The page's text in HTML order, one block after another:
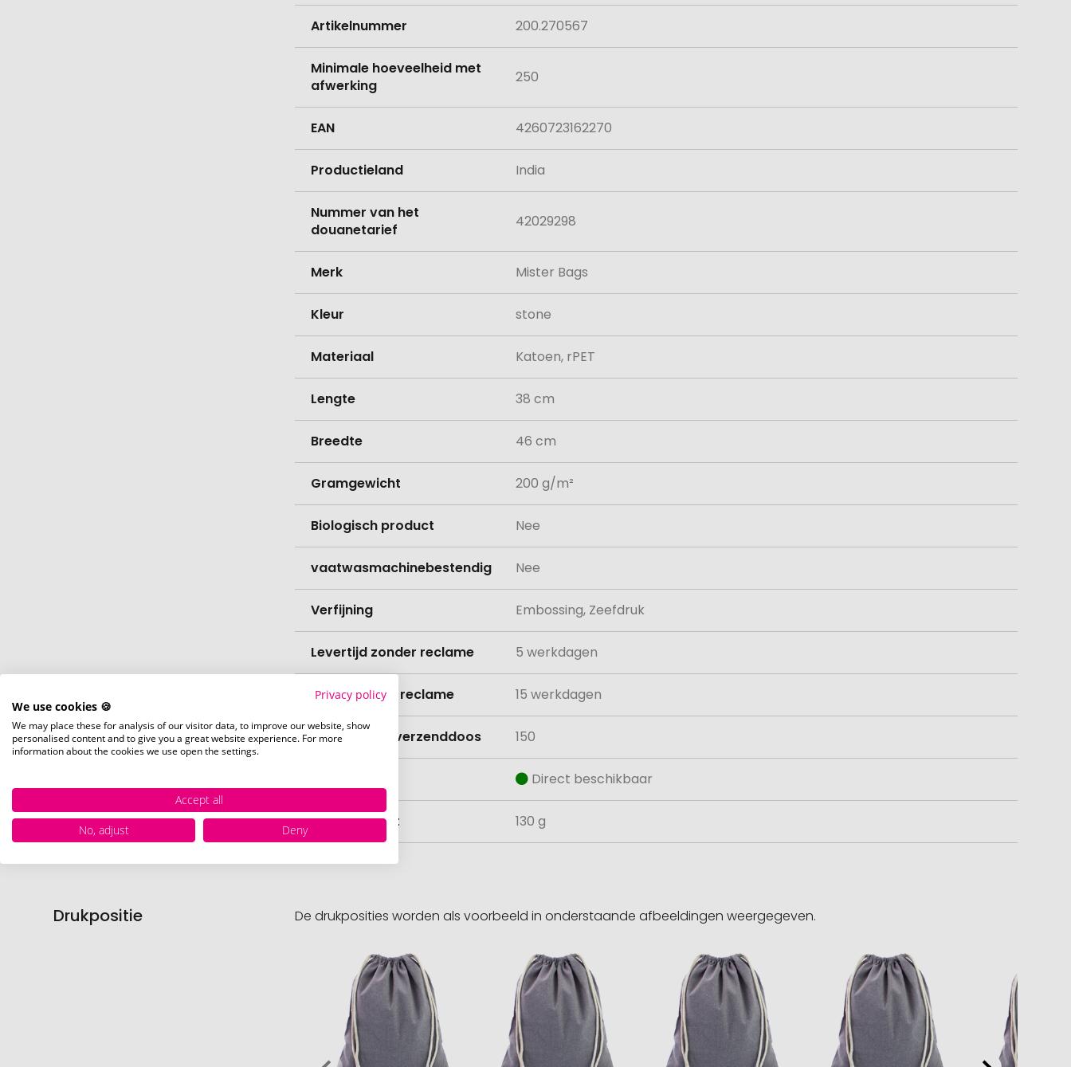
Artikelnummer 200.270567
Minimale hoeveelheid met
afwerking
250
EAN 4260723162270
Productieland India
Nummer van het
douanetarief
42029298
Merk Mister Bags
Kleur stone
Materiaal Katoen, rPET
Lengte 38 cm
Breedte 46 cm
Gramgewicht 200 g/m²
Biologisch product Nee
vaatwasmachinebestendig Nee
Verfijning Embossing, Zeefdruk
Levertijd zonder reclame 5 werkdagen
Levertijd met reclame 15 werkdagen
Hoeveelheid verzenddoos 150
Direct beschikbaar
Nettogewicht 130 g
Drukpositie De drukposities worden als voorbeeld in onderstaande afbeeldingen weergegeven.
Privacy policy
We use cookies 🍪
We may place these for analysis of our visitor data, to improve our website, show
personalised content and to give you a great website experience. For more
information about the cookies we use open the settings.
Accept all
No, adjust
Deny